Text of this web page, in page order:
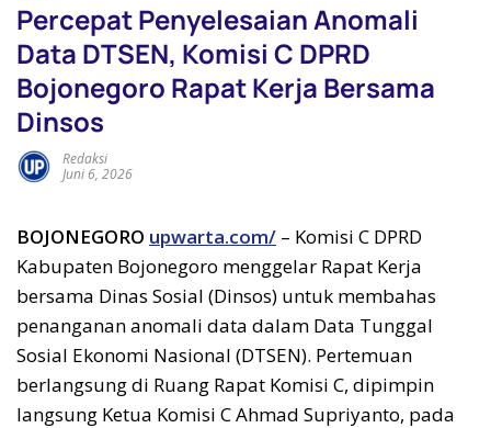
Percepat Penyelesaian Anomali
Data DTSEN, Komisi C DPRD
Bojonegoro Rapat Kerja Bersama
Dinsos
Redaksi
Juni 6, 2026
BOJONEGORO upwarta.com/ – Komisi C DPRD
Kabupaten Bojonegoro menggelar Rapat Kerja
bersama Dinas Sosial (Dinsos) untuk membahas
penanganan anomali data dalam Data Tunggal
Sosial Ekonomi Nasional (DTSEN). Pertemuan
berlangsung di Ruang Rapat Komisi C, dipimpin
langsung Ketua Komisi C Ahmad Supriyanto, pada